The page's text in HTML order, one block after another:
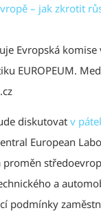
– jak zkrotit
Evropská komise
EUROPEUM.
diskutovat v
European
proměn
a
podmínky